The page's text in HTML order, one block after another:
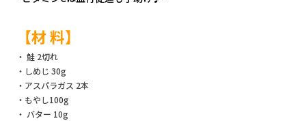
【材 料】
・ 鮭 2切れ
・しめじ 30g
・アスパラガス 2本
・もやし100g
・ バター 10g